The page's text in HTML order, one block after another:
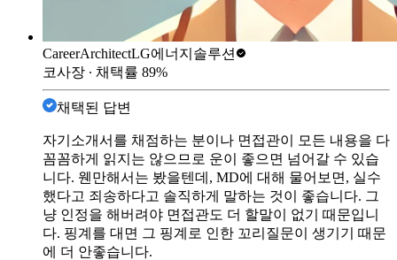
CareerArchitectLG에너지솔루션
코사장 ∙ 채택률 89%
채택된 답변
자기소개서를 채점하는 분이나 면접관이 모든 내용을 다
꼼꼼하게 읽지는 않으므로 운이 좋으면 넘어갈 수 있습
니다. 웬만해서는 봤을텐데, MD에 대해 물어보면, 실수
했다고 죄송하다고 솔직하게 말하는 것이 좋습니다. 그
냥 인정을 해버려야 면접관도 더 할말이 없기 때문입니
다. 핑계를 대면 그 핑계로 인한 꼬리질문이 생기기 때문
에 더 안좋습니다.